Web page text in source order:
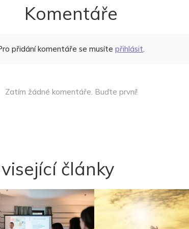
Komentáře
přidání komentáře se musíte přihlásit.
Zatím žádné komentáře. Buďte první!
články